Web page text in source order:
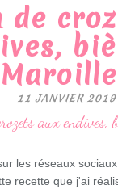
de
11 JANVIER 2019
les réseaux
recette que j'ai